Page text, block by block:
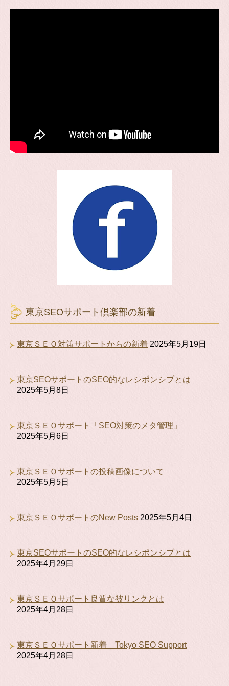
東京SEOサポート倶楽部の新着
東京ＳＥＯ対策サポートからの新着 2025年5月19日
東京SEOサポートのSEO的なレシポンシブとは
2025年5月8日
東京ＳＥＯサポート「SEO対策のメタ管理」
2025年5月6日
東京ＳＥＯサポートの投稿画像について
2025年5月5日
東京ＳＥＯサポートのNew Posts 2025年5月4日
東京SEOサポートのSEO的なレシポンシブとは
2025年4月29日
東京ＳＥＯサポート良質な被リンクとは
2025年4月28日
東京ＳＥＯサポート新着 Tokyo SEO Support
2025年4月28日